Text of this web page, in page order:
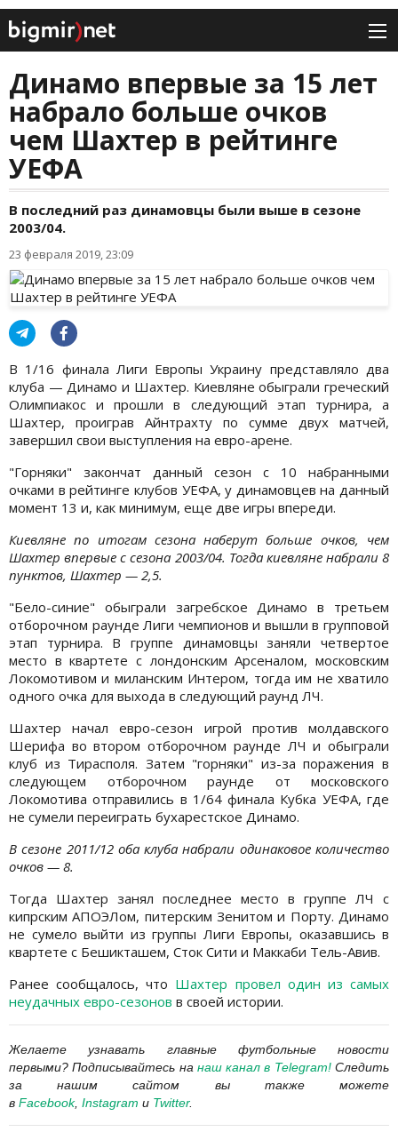
Динамо впервые за 15 лет
набрало больше очков
чем Шахтер в рейтинге
УЕФА
В последний раз динамовцы были выше в сезоне
2003/04.
23 февраля 2019, 23:09
В 1/16 финала Лиги Европы Украину представляло два
клуба — Динамо и Шахтер. Киевляне обыграли греческий
Олимпиакос и прошли в следующий этап турнира, а
Шахтер, проиграв Айнтрахту по сумме двух матчей,
завершил свои выступления на евро-арене.
"Горняки" закончат данный сезон с 10 набранными
очками в рейтинге клубов УЕФА, у динамовцев на данный
момент 13 и, как минимум, еще две игры впереди.
Киевляне по итогам сезона наберут больше очков, чем
Шахтер впервые с сезона 2003/04. Тогда киевляне набрали 8
пунктов, Шахтер — 2,5.
"Бело-синие" обыграли загребское Динамо в третьем
отборочном раунде Лиги чемпионов и вышли в групповой
этап турнира. В группе динамовцы заняли четвертое
место в квартете с лондонским Арсеналом, московским
Локомотивом и миланским Интером, тогда им не хватило
одного очка для выхода в следующий раунд ЛЧ.
Шахтер начал евро-сезон игрой против молдавского
Шерифа во втором отборочном раунде ЛЧ и обыграли
клуб из Тирасполя. Затем "горняки" из-за поражения в
следующем отборочном раунде от московского
Локомотива отправились в 1/64 финала Кубка УЕФА, где
не сумели переиграть бухарестское Динамо.
В сезоне 2011/12 оба клуба набрали одинаковое количество
очков — 8.
Тогда Шахтер занял последнее место в группе ЛЧ с
кипрским АПОЭЛом, питерским Зенитом и Порту. Динамо
не сумело выйти из группы Лиги Европы, оказавшись в
квартете с Бешикташем, Сток Сити и Маккаби Тель-Авив.
Ранее сообщалось, что Шахтер провел один из самых
неудачных евро-сезонов в своей истории.
Желаете узнавать главные футбольные новости
первыми? Подписывайтесь на наш канал в Telegram!Следить
за нашим сайтом вы также можете
в Facebook, Instagram и Twitter.